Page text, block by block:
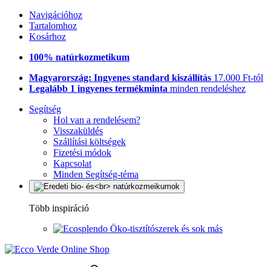
Navigációhoz
Tartalomhoz
Kosárhoz
100% natúrkozmetikum
Magyarország: Ingyenes standard kiszállítás 17.000 Ft-tól
Legalább 1 ingyenes termékminta minden rendeléshez
Segítség
Hol van a rendelésem?
Visszaküldés
Szállítási költségek
Fizetési módok
Kapcsolat
Minden Segítség-téma
Több inspiráció
Öko-tisztítószerek és sok más